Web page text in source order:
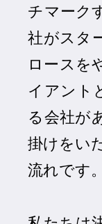
チマーク
社がスタ
ロースを
イアント
る会社が
掛けをい
流れです。